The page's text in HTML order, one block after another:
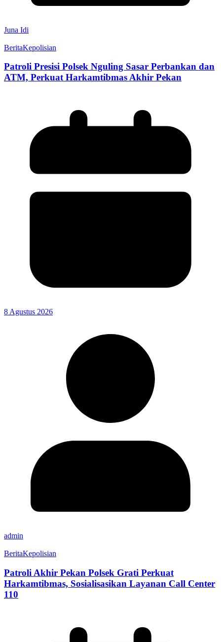
Juna Idi
BeritaKepolisian
Patroli Presisi Polsek Nguling Sasar Perbankan dan
ATM, Perkuat Harkamtibmas Akhir Pekan
8 Agustus 2026
admin
BeritaKepolisian
Patroli Akhir Pekan Polsek Grati Perkuat
Harkamtibmas, Sosialisasikan Layanan Call Center
110